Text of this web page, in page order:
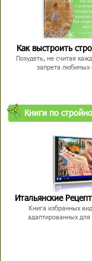
Как выстроить
Похудеть, не считая
запрета любимых
Книги по
Итальянские
Книга избранных
адаптированных